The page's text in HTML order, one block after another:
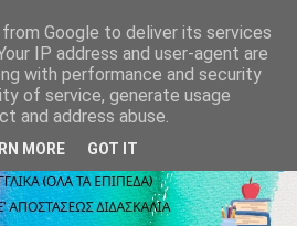
Google to deliver its services
IP address and user-agent are
with performance and security
of service, generate usage
and address abuse.
MORE GOT IT